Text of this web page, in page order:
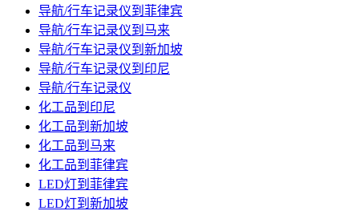
导航/行车记录仪到菲律宾
导航/行车记录仪到马来
导航/行车记录仪到新加坡
导航/行车记录仪到印尼
导航/行车记录仪
化工品到印尼
化工品到新加坡
化工品到马来
化工品到菲律宾
LED灯到菲律宾
LED灯到新加坡